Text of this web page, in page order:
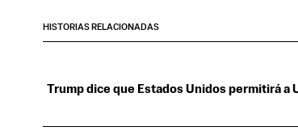
HISTORIAS RELACIONADAS
Trump dice que Estados Unidos permitirá a